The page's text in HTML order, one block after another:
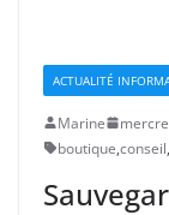
ACTUALITÉ
Marine
boutique,conseil,